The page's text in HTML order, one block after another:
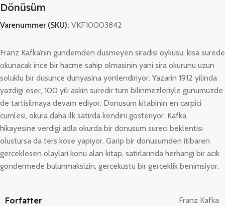
Dönüsüm
Varenummer (SKU): VKF10003842
Franz Kafka’nin gundemden dusmeyen siradisi oykusu, kisa surede
okunacak ince bir hacme sahip olmasinin yani sira okurunu uzun
soluklu bir dusunce dunyasina yonlendiriyor. Yazarin 1912 yilinda
yazdigi eser, 100 yili askin suredir tum bilinmezleriyle gunumuzde
de tartisilmaya devam ediyor. Donusum kitabinin en carpici
cumlesi, okura daha ilk satirda kendini gosteriyor. Kafka,
hikayesine verdigi adla okurda bir donusum sureci beklentisi
olustursa da ters kose yapiyor. Garip bir donusumden itibaren
gerceklesen olaylari konu alan kitap, satirlarinda herhangi bir acik
gondermede bulunmaksizin, gercekustu bir gerceklik benimsiyor.
Forfatter Franz Kafka